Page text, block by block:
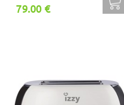
79.00 €